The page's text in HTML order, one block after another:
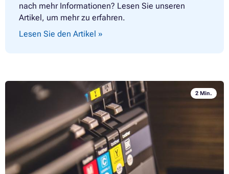
nach mehr Informationen? Lesen Sie unseren
Artikel, um mehr zu erfahren.
Lesen Sie den Artikel »
2 Min.